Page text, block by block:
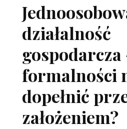
działalność
formalności
dopełnić
założeniem?